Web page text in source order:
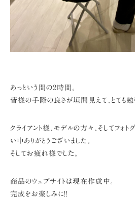
あっという間の2時間。
皆様の手際の良さが垣間見えて、とても勉
クライアント様、モデルの方々、そしてフォト
い中ありがとうございました。
そしてお疲れ様でした。
商品のウェブサイトは現在作成中。
完成をお楽しみに!!